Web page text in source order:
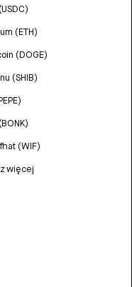
(ETH)
(DOGE)
(SHIB)
(WIF)
więcej